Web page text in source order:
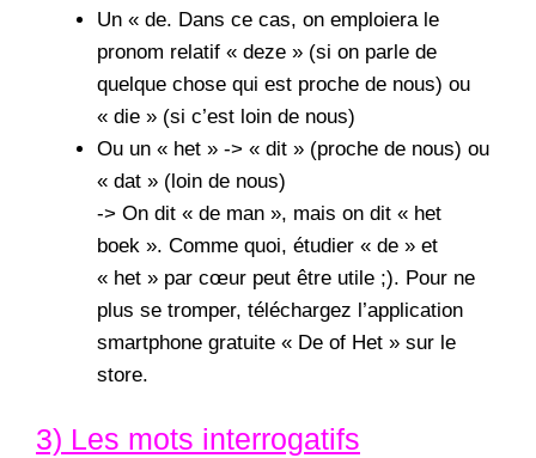
Un « de. Dans ce cas, on emploiera le
pronom relatif « deze » (si on parle de
quelque chose qui est proche de nous) ou
« die » (si c’est loin de nous)
Ou un « het » -> « dit » (proche de nous) ou
« dat » (loin de nous)
-> On dit « de man », mais on dit « het
boek ». Comme quoi, étudier « de » et
« het » par cœur peut être utile ;). Pour ne
plus se tromper, téléchargez l’application
smartphone gratuite « De of Het » sur le
store.
3) Les mots interrogatifs